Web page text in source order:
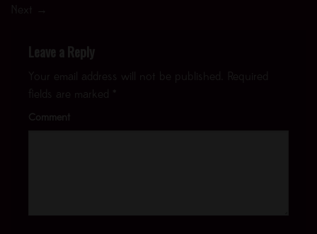
→
Leave a Reply
Your email address will not be published.
Required
fields are marked
*
Comment